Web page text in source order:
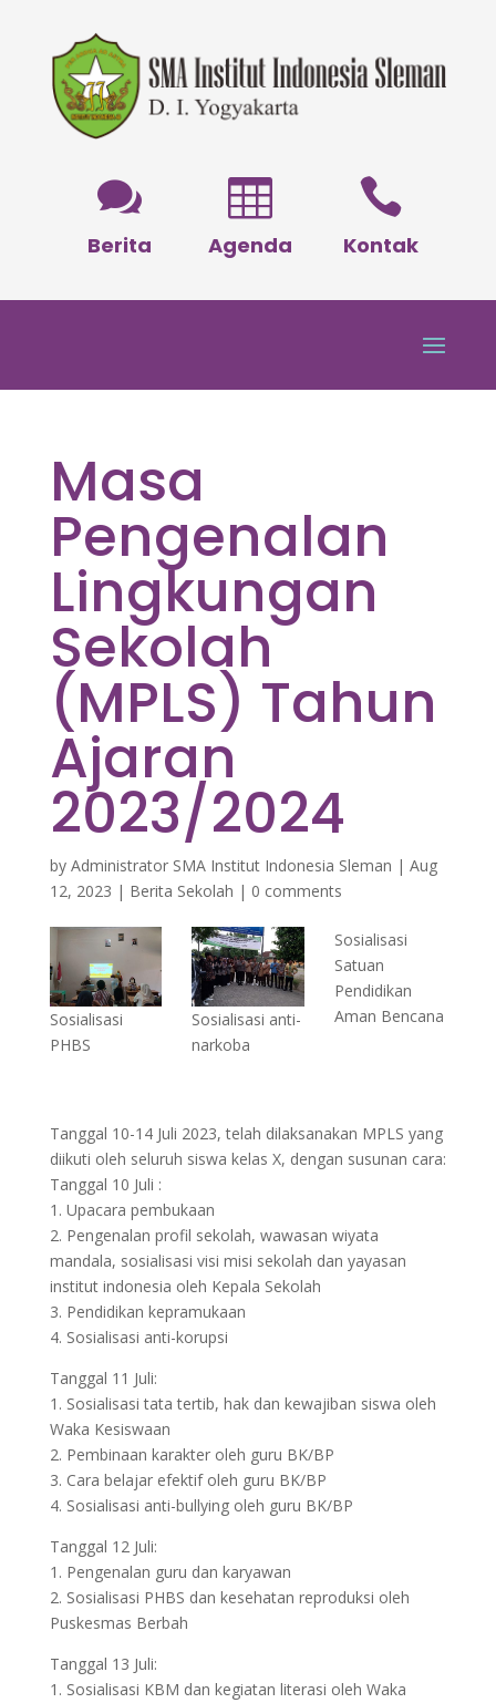

Kontak

Agenda

Berita
Masa
Pengenalan
Lingkungan
Sekolah
(MPLS) Tahun
Ajaran
2023/2024
by Administrator SMA Institut Indonesia Sleman | Aug
12, 2023 | Berita Sekolah | 0 comments
Sosialisasi
PHBS
Sosialisasi anti-
narkoba
Sosialisasi
Satuan
Pendidikan
Aman Bencana
Tanggal 10-14 Juli 2023, telah dilaksanakan MPLS yang
diikuti oleh seluruh siswa kelas X, dengan susunan cara:
Tanggal 10 Juli :
1. Upacara pembukaan
2. Pengenalan profil sekolah, wawasan wiyata
mandala, sosialisasi visi misi sekolah dan yayasan
institut indonesia oleh Kepala Sekolah
3. Pendidikan kepramukaan
4. Sosialisasi anti-korupsi
Tanggal 11 Juli:
1. Sosialisasi tata tertib, hak dan kewajiban siswa oleh
Waka Kesiswaan
2. Pembinaan karakter oleh guru BK/BP
3. Cara belajar efektif oleh guru BK/BP
4. Sosialisasi anti-bullying oleh guru BK/BP
Tanggal 12 Juli:
1. Pengenalan guru dan karyawan
2. Sosialisasi PHBS dan kesehatan reproduksi oleh
Puskesmas Berbah
Tanggal 13 Juli:
1. Sosialisasi KBM dan kegiatan literasi oleh Waka